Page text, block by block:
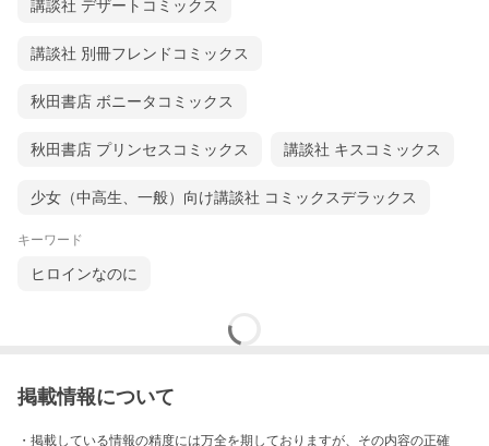
講談社 デザートコミックス
講談社 別冊フレンドコミックス
秋田書店 ボニータコミックス
秋田書店 プリンセスコミックス 講談社 キスコミックス
少女（中高生、一般）向け講談社 コミックスデラックス
キーワード
ヒロインなのに
掲載情報について
・掲載している情報の精度には万全を期しておりますが、その内容の正確